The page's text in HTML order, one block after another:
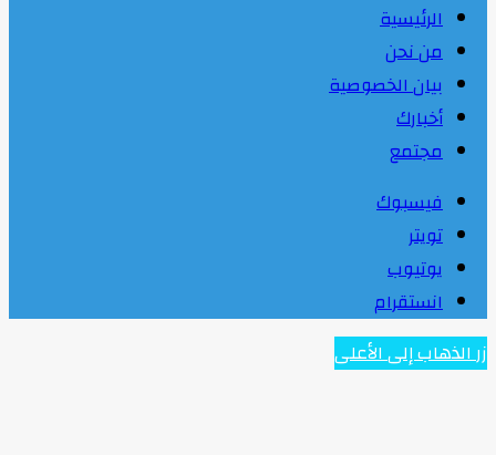
الرئيسية
من نحن
بيان الخصوصية
أخبارك
مجتمع
فيسبوك
تويتر
يوتيوب
انستقرام
زر الذهاب إلى الأعلى